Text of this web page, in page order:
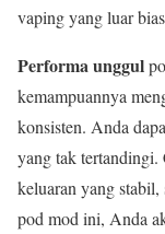
vaping yang luar
Performa unggul
kemampuannya
konsisten. Anda
yang tak
keluaran yang
pod mod ini, Anda